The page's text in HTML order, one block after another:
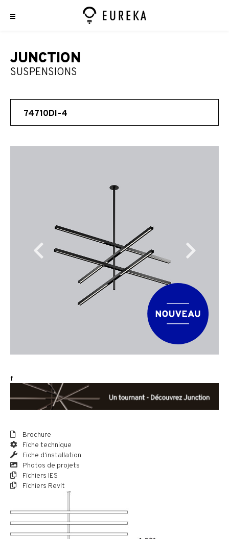
JUNCTION
SUSPENSIONS
74710DI-4
f
Brochure
Fiche technique
Fiche d'installation
Photos de projets
Fichiers IES
Fichiers Revit